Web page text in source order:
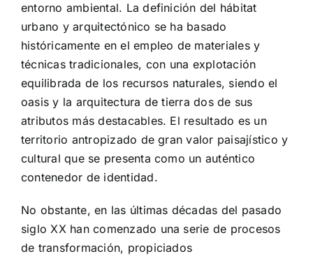
entorno ambiental. La definición del hábitat
urbano y arquitectónico se ha basado
históricamente en el empleo de materiales y
técnicas tradicionales, con una explotación
equilibrada de los recursos naturales, siendo el
oasis y la arquitectura de tierra dos de sus
atributos más destacables. El resultado es un
territorio antropizado de gran valor paisajístico y
cultural que se presenta como un auténtico
contenedor de identidad.
No obstante, en las últimas décadas del pasado
siglo XX han comenzado una serie de procesos
de transformación, propiciados